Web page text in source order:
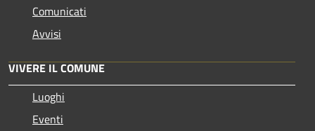
Comunicati
Avvisi
VIVERE IL COMUNE
Luoghi
Eventi